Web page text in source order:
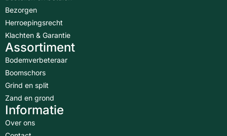
Bezorgen
Herroepingsrecht
Klachten & Garantie
Assortiment
Bodemverbeteraar
Boomschors
Grind en split
Zand en grond
Informatie
Over ons